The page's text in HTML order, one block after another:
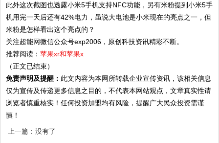
此外这次截图也透露小米5手机支持NFC功能，另有米粉提到小米5手
机用完一天后还有42%电力，虽说大电池是小米现在的亮点之一，但
米粉是怎样看出这个亮点的？
关注超能网微信公众号exp2006，原创科技资讯精彩不断。
推荐阅读：苹果xr和苹果x
（正文已结束）
免责声明及提醒： 此文内容为本网所转载企业宣传资讯，该相关信息
仅为宣传及传递更多信息之目的，不代表本网站观点，文章真实性请
浏览者慎重核实！任何投资加盟均有风险，提醒广大民众投资需谨
慎！
上一篇：没有了